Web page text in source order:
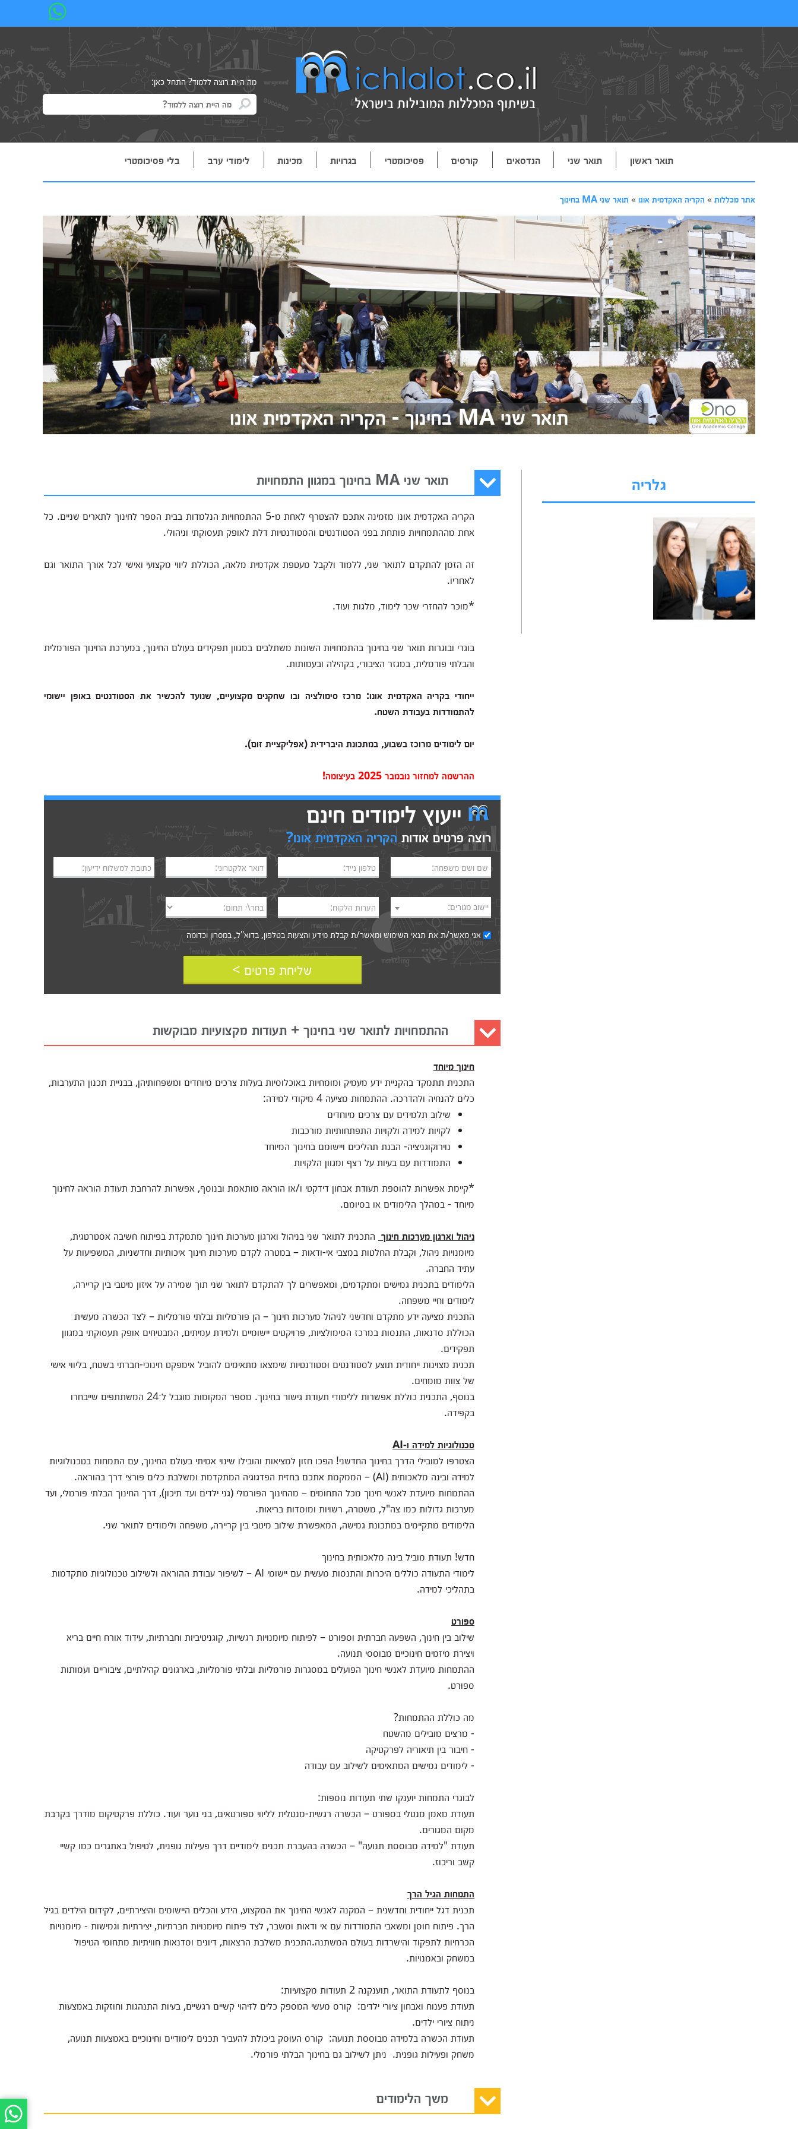
מה היית רוצה ללמוד? התחל כאן:
תואר ראשון תואר שני הנדסאים קורסים פסיכומטרי בגרויות מכינות לימודי ערב בלי פסיכומטרי
אתר מכללות » הקריה האקדמית אונו » תואר שני MA בחינוך
תואר שני MA בחינוך - הקריה האקדמית אונו
גלריה תואר שני MA בחינוך במגוון התמחויות
הקריה האקדמית אונו מזמינה אתכם להצטרף לאחת מ-5 ההתמחויות הנלמדות בבית הספר לחינוך לתארים שניים. כל
אחת מההתמחויות פותחת בפני הסטודנטים והסטודנטיות דלת לאופק תעסוקתי וניהולי.
זה הזמן להתקדם לתואר שני, ללמוד ולקבל מעטפת אקדמית מלאה, הכוללת ליווי מקצועי ואישי לכל אורך התואר וגם
לאחריו.
*מוכר להחזרי שכר לימוד, מלגות ועוד.
בוגרי ובוגרות תואר שני בחינוך בהתמחויות השונות משתלבים במגוון תפקידים בעולם החינוך, במערכת החינוך הפורמלית
והבלתי פורמלית, במגזר הציבורי, בקהילה ובעמותות.
ייחודי בקריה האקדמית אונו: מרכז סימולציה ובו שחקנים מקצועיים, שנועד להכשיר את הסטודנטים באופן יישומי
להתמודדות בעבודת השטח.
יום לימודים מרוכז בשבוע, במתכונת היברידית (אפליקציית זום).
ההרשמה למחזור נובמבר 2025 בעיצומה!
ייעוץ לימודים חינם
רוצה פרטים אודות הקריה האקדמית אונו?
שם ושם משפחה: טלפון נייד: דואר אלקטרוני: כתובת למשלוח ידיעון:
יישוב מגורים: הערות הלקוח: בחר\י תחום:
אני מאשר/ת את תנאי השימושומאשר/ת קבלת מידע והצעות בטלפון, בדוא"ל, במסרון וכדומה‎‎
שליחת פרטים >
ההתמחויות לתואר שני בחינוך + תעודות מקצועיות מבוקשות
חינוך מיוחד
התכנית תתמקד בהקניית ידע מעמיק ומומחיות באוכלוסיות בעלות צרכים מיוחדים ומשפחותיהן, בבניית תכנון התערבות,
כלים להנחיה ולהדרכה. ההתמחות מציעה 4 מיקודי למידה:
שילוב תלמידים עם צרכים מיוחדים
לקויות למידה ולקויות התפתחותיות מורכבות
נוירוקוגניציה- הבנת תהליכים ויישומם בחינוך המיוחד
התמודדות עם בעיות על רצף ומגוון הלקויות
*קיימת אפשרות להוספת תעודת אבחון דידקטי ו/או הוראה מותאמת ובנוסף, אפשרות להרחבת תעודת הוראה לחינוך
מיוחד - במהלך הלימודים או בסיומם.
ניהול וארגון מערכות חינוך התכנית לתואר שני בניהול וארגון מערכות חינוך מתמקדת בפיתוח חשיבה אסטרטגית,
מיומנויות ניהול, וקבלת החלטות במצבי אי-ודאות – במטרה לקדם מערכות חינוך איכותיות וחדשניות, המשפיעות על
עתיד החברה.
הלימודים בתכנית גמישים ומתקדמים, ומאפשרים לך להתקדם לתואר שני תוך שמירה על איזון מיטבי בין קריירה,
לימודים וחיי משפחה.
התכנית מציעה ידע מתקדם וחדשני לניהול מערכות חינוך – הן פורמליות ובלתי פורמליות – לצד הכשרה מעשית
הכוללת סדנאות, התנסות במרכז הסימולציות, פרויקטים יישומיים ולמידת עמיתים, המבטיחים אופק תעסוקתי במגוון
תפקידים.
תכנית מצוינות ייחודית תוצע לסטודנטים וסטודנטיות שימצאו מתאימים להוביל אימפקט חינוכי-חברתי בשטח, בליווי אישי
של צוות מומחים.
בנוסף, התכנית כוללת אפשרות ללימודי תעודת גישור בחינוך. מספר המקומות מוגבל ל־24 המשתתפים שייבחרו
בקפידה.
טכנולוגיות למידה ו-AI
הצטרפו למובילי הדרך בחינוך החדשני! הפכו חזון למציאות והובילו שינוי אמיתי בעולם החינוך, עם התמחות בטכנולוגיות
למידה ובינה מלאכותית (AI) – הממקמת אתכם בחזית הפדגוגיה המתקדמת ומשלבת כלים פורצי דרך בהוראה.
ההתמחות מיועדת לאנשי חינוך מכל התחומים – מהחינוך הפורמלי (גני ילדים ועד תיכון), דרך החינוך הבלתי פורמלי, ועד
מערכות גדולות כמו צה"ל, משטרה, רשויות ומוסדות בריאות.
הלימודים מתקיימים במתכונת גמישה, המאפשרת שילוב מיטבי בין קריירה, משפחה ולימודים לתואר שני.
חדש! תעודת מוביל בינה מלאכותית בחינוך
לימודי התעודה כוללים היכרות והתנסות מעשית עם יישומי AI – לשיפור עבודת ההוראה ולשילוב טכנולוגיות מתקדמות
בתהליכי למידה.
ספורט
שילוב בין חינוך, השפעה חברתית וספורט – לפיתוח מיומנויות רגשיות, קוגניטיביות וחברתיות, עידוד אורח חיים בריא
ויצירת מיזמים חינוכיים מבוססי תנועה.
ההתמחות מיועדת לאנשי חינוך הפועלים במסגרות פורמליות ובלתי פורמליות, בארגונים קהילתיים, ציבוריים ועמותות
ספורט.
מה כוללת ההתמחות?
- מרצים מובילים מהשטח
- חיבור בין תיאוריה לפרקטיקה
- לימודים גמישים המתאימים לשילוב עם עבודה
לבוגרי התמחות יוענקו שתי תעודות נוספות:
תעודת מאמן מנטלי בספורט – הכשרה רגשית-מנטלית לליווי ספורטאים, בני נוער ועוד. כוללת פרקטיקום מודרך בקרבת
מקום המגורים.
תעודת "למידה מבוססת תנועה" – הכשרה בהעברת תכנים לימודיים דרך פעילות גופנית, לטיפול באתגרים כמו קשיי
קשב וריכוז.
התמחות הגיל הרך
תכנית דגל ייחודית וחדשנית – המקנה לאנשי החינוך את המקצוע, הידע והכלים היישומים והיצירתיים, לקידום הילדים בגיל
הרך. פיתוח חוסן ומשאבי התמודדות עם אי ודאות ומשבר, לצד פיתוח מיומנויות חברתיות, יצירתיות וגמישות - מיומנויות
הכרחיות לתפקוד והישרדות בעולם המשתנה.התכנית משלבת הרצאות, דיונים וסדנאות חוויתיות מתחומי הטיפול
במשחק ובאמנויות.
בנוסף לתעודת התואר, תוענקנה 2 תעודות מקצועיות:
תעודת פענוח ואבחון ציורי ילדים: קורס מעשי המספק כלים לזיהוי קשיים רגשיים, בעיות התנהגות וחוזקות באמצעות
ניתוח ציורי ילדים.
תעודת הכשרה בלמידה מבוססת תנועה: קורס העוסק ביכולת להעביר תכנים לימודיים וחינוכיים באמצעות תנועה,
משחק ופעילות גופנית. ניתן לשילוב גם בחינוך הבלתי פורמלי.
משך הלימודים